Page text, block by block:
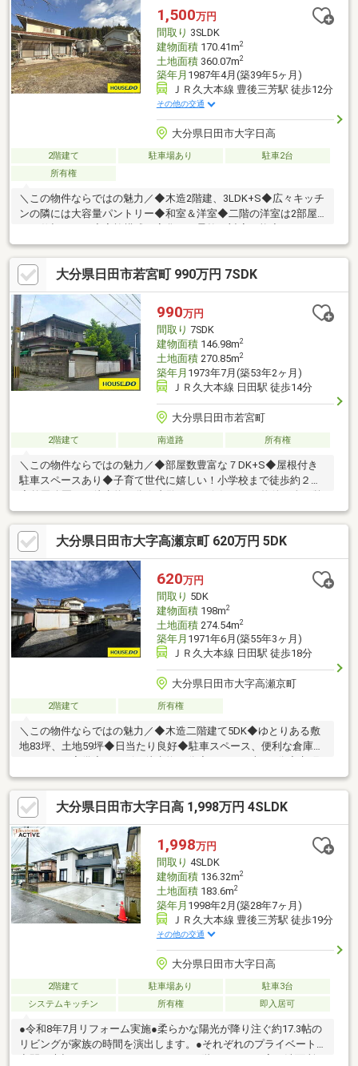
展開！☆ハウスドゥだからこその豊富な情報量と実績を生かし、
お客様の夢のマイホーム探しを全力でサポートいたします！
1,500万円
間取り 3SLDK
建物面積170.41m2
土地面積360.07m2
築年月 1987年4月(築39年5ヶ月)
ＪＲ久大本線 豊後三芳駅 徒歩12分
その他の交通
大分県日田市大字日高
2階建て 駐車場あり
駐車2台
所有権
＼この物件ならではの魅力／◆木造2階建、3LDK+S◆広々キッチ
ンの隣には大容量パントリー◆和室＆洋室◆二階の洋室は2部屋
各階にあります◆100坪超の敷地は裏庭も広い！◆庭プールはも
ちろん庭キャンプやBBQもできちゃう？！◆ガレージ付き物件☆
内覧ツアー☆気になる物件を全て弊社でまとめてご内覧いただけ
ます。物件選びからお引渡しまで『ハウスドゥ日田』が全力でサ
ポートします。☆全国730店舗以上展開！☆ハウスドゥだからこ
その豊富な情報量と実績を生かし、お客様の夢のマイホーム探し
を全力でサポートいたします！
大分県日田市若宮町 990万円 7SDK
990万円
間取り 7SDK
建物面積146.98m2
土地面積270.85m2
築年月 1973年7月(築53年2ヶ月)
ＪＲ久大本線 日田駅 徒歩14分
大分県日田市若宮町
2階建て 南道路 所有権
＼この物件ならではの魅力／◆部屋数豊富な７DK+S◆屋根付き
駐車スペースあり◆子育て世代に嬉しい！小学校まで徒歩約２分
◆竹田公園まで徒歩約２分☆内覧ツアー☆気になる物件を全て弊
社でまとめてご内覧いただけます。物件選びからお引渡しまで
『ハウスドゥ日田』が全力でサポートします。☆全国730店舗以
上展開！☆ハウスドゥだからこその豊富な情報量と実績を生か
し、お客様の夢のマイホーム探しを全力でサポートいたします！
大分県日田市大字高瀬京町 620万円 5DK
620万円
間取り 5DK
建物面積198m2
土地面積274.54m2
築年月 1971年6月(築55年3ヶ月)
ＪＲ久大本線 日田駅 徒歩18分
大分県日田市大字高瀬京町
2階建て 所有権
＼この物件ならではの魅力／◆木造二階建て5DK◆ゆとりある敷
地83坪、土地59坪◆日当たり良好◆駐車スペース、便利な倉庫、
公園徒歩約2分◆京町児童公園、むくの木センター徒歩約2分。
ワークショップや子ども食堂開催されます◆お散歩やリフレッシ
ュに最適な立地◆川開き観光祭の花火は格別☆全国730店舗以上
展開！☆ハウスドゥだからこその豊富な情報量と実績を生かし、
お客様の夢のマイホーム探しを全力でサポートいたします！
大分県日田市大字日高 1,998万円 4SLDK
1,998万円
間取り 4SLDK
建物面積136.32m2
土地面積183.6m2
築年月 1998年2月(築28年7ヶ月)
ＪＲ久大本線 豊後三芳駅 徒歩19分
その他の交通
大分県日田市大字日高
2階建て 駐車場あり
駐車3台
システムキッチン
所有権 即入居可
●令和8年7月リフォーム実施●柔らかな陽光が降り注ぐ約17.3帖の
リビングが家族の時間を演出します。●それぞれのプライベート
空間を大切にできるゆとりの4LDK。●2階にシャワー室・洗面所も